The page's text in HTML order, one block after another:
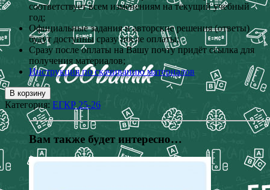
соответствует всем изменениям на текущий учебный
год;
Официальные задания и авторские решения (ответы)
будут доступны сразу после оплаты;
Сразу после оплаты на Вашу почту придёт ссылка для
получения материалов;
Инструкция по скачиванию материалов
В корзину
Категория: ЕГКР 25-26
Вам также будет интересно…